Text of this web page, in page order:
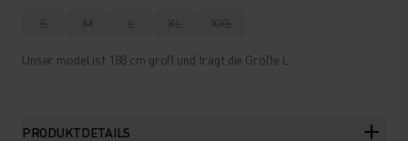
S M L XL XXL
Unser model ist 188 cm groß und trägt die Größe L.
PRODUKTDETAILS